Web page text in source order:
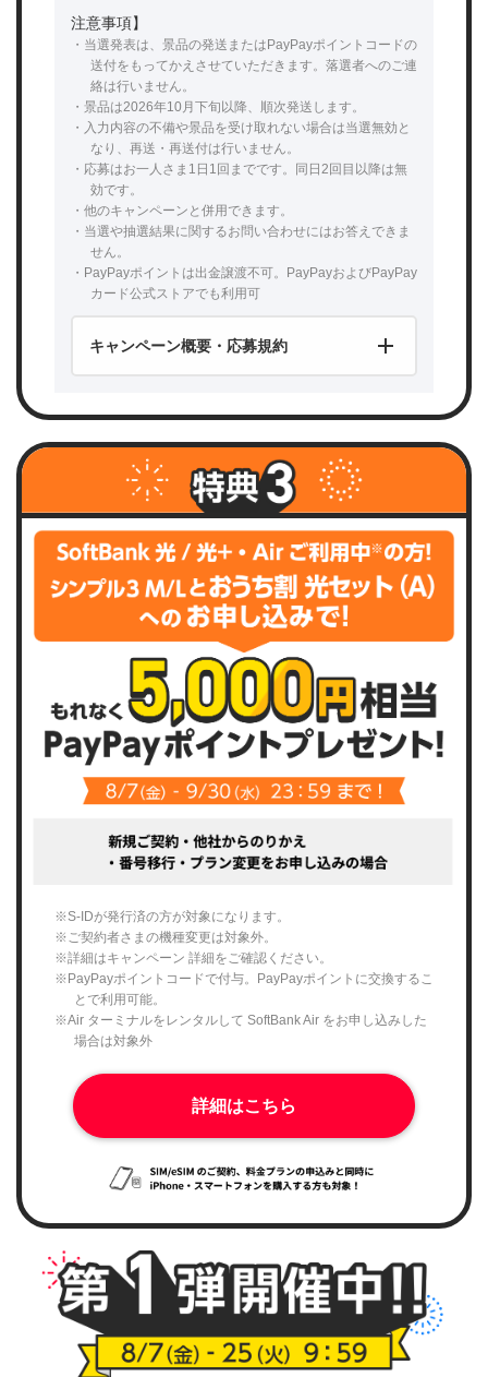
注意事項】
・当選発表は、景品の発送またはPayPayポイントコードの
送付をもってかえさせていただきます。落選者へのご連
絡は行いません。
・景品は2026年10月下旬以降、順次発送します。
・入力内容の不備や景品を受け取れない場合は当選無効と
なり、再送・再送付は行いません。
・応募はお一人さま1日1回までです。同日2回目以降は無
効です。
・他のキャンペーンと併用できます。
・当選や抽選結果に関するお問い合わせにはお答えできま
せん。
・PayPayポイントは出金譲渡不可。PayPayおよびPayPay
カード公式ストアでも利用可
キャンペーン概要・応募規約
※S-IDが発行済の方が対象になります。
※ご契約者さまの機種変更は対象外。
※詳細はキャンペーン 詳細をご確認ください。
※PayPayポイントコードで付与。PayPayポイントに交換するこ
とで利用可能。
※Air ターミナルをレンタルして SoftBank Air をお申し込みした
場合は対象外
詳細はこちら